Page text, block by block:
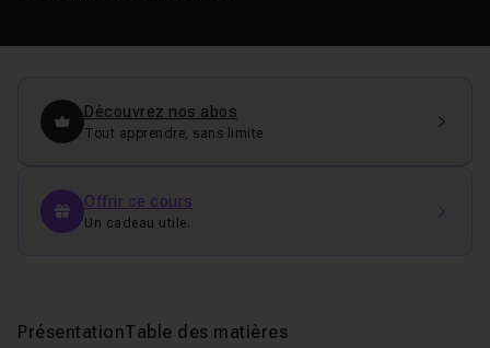
Découvrez nos abos
Tout apprendre, sans limite
Offrir ce cours
Un cadeau utile.
PrésentationTable des matières